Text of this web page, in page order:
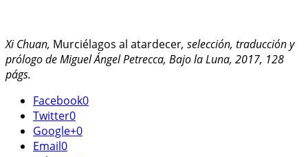
Xi Chuan, Murciélagos al atardecer, selección, traducción y
prólogo de Miguel Ángel Petrecca, Bajo la Luna, 2017, 128
págs.
Facebook0
Twitter0
Google+0
Email0